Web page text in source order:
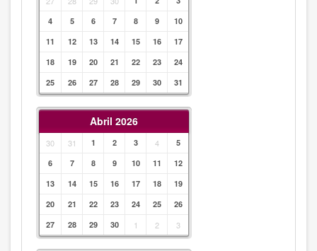
4
5 6 7 8 9
10
11
12 13 14 15 16
17
18
19 20 21 22 23
24
25
26 27 28 29 30 31
Abril 2026
30 31 1 2 3 4
5
6
7 8 9 10 11
12
13
14 15 16 17 18
19
20
21 22 23 24 25
26
27
28 29 30 1 2 3